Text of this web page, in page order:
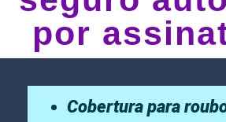
por
Cobertura para